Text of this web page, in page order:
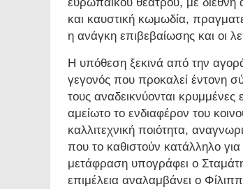
και καυστική κωμωδία,
η ανάγκη επιβεβαίωσης και οι
Η υπόθεση ξεκινά από την
γεγονός που προκαλεί έντονη
τους αναδεικνύονται
αμείωτο το ενδιαφέρον του
καλλιτεχνική ποιότητα,
που το καθιστούν κατάλληλο
μετάφραση υπογράφει ο
επιμέλεια αναλαμβάνει ο